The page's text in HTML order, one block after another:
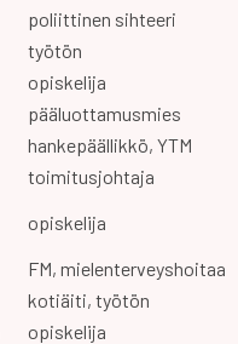
poliittinen sihteeri
työtön
opiskelija
pääluottamusmies
hankepäällikkö, YTM
toimitusjohtaja
opiskelija
FM, mielenterveyshoitaa
kotiäiti, työtön
opiskelija